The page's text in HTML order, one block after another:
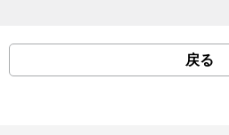
戻る